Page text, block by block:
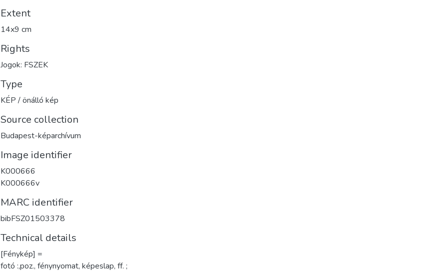
Extent
14x9 cm
Rights
Jogok: FSZEK
Type
KÉP / önálló kép
Source collection
Budapest-képarchívum
Image identifier
K000666
K000666v
MARC identifier
bibFSZ01503378
Technical details
[Fénykép] =
fotó :,poz., fénynyomat, képeslap, ff. ;